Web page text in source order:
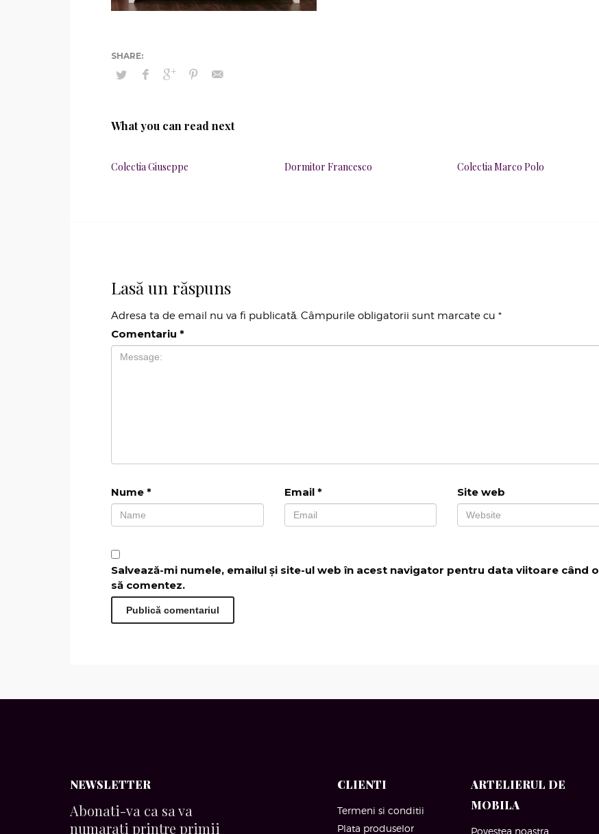
What you can read next
Colectia Giuseppe Dormitor Francesco Colectia Marco Polo
Lasă un răspuns
Adresa ta de email nu va fi publicată. Câmpurile obligatorii sunt marcate cu *
Comentariu *
Nume * Email * Site web
Salvează-mi numele, emailul și site-ul web în acest navigator pentru data viitoare când o
să comentez.
NEWSLETTER
Abonati-va ca sa va
numarati printre primii
CLIENTI
Termeni si conditii
Plata produselor
ARTELIERUL DE
MOBILA
Povestea noastra